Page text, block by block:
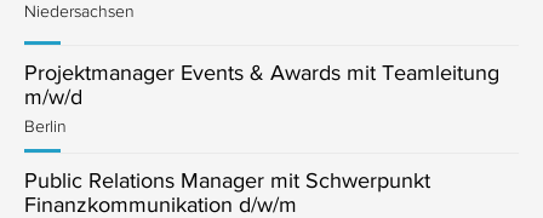
Niedersachsen
Projektmanager Events & Awards mit Teamleitung
m/w/d
Berlin
Public Relations Manager mit Schwerpunkt
Finanzkommunikation d/w/m